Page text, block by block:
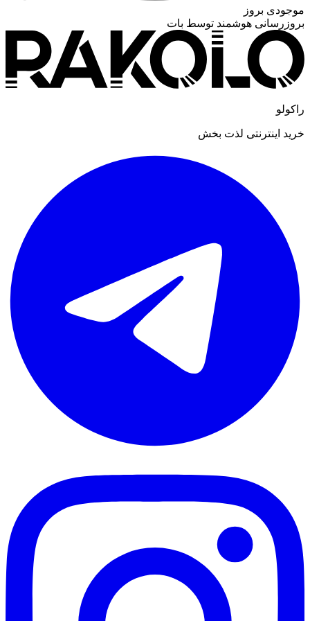
موجودی بروز
بروزرسانی هوشمند توسط بات
راکولو
خرید اینترنتی لذت بخش